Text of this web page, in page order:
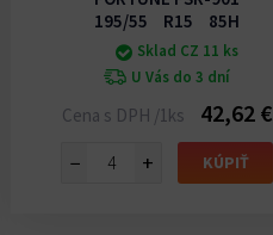
195/55 R15 85H
Sklad CZ 11 ks
U Vás do 3 dní
Cena s DPH /1ks 42,62 €
− + KÚPIŤ